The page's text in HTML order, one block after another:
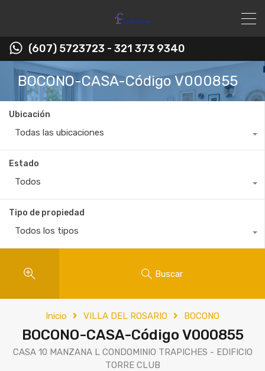
(607) 5723723 - 321 373 9340
BOCONO-CASA-Código V000855
Ubicación
Todas las ubicaciones
Estado
Todos
Tipo de propiedad
Todos los tipos
Buscar
Inicio VILLA DEL ROSARIO BOCONO
BOCONO-CASA-Código V000855
CASA 10 MANZANA L CONDOMINIO TRAPICHES - EDIFICIO
TORRE CLUB